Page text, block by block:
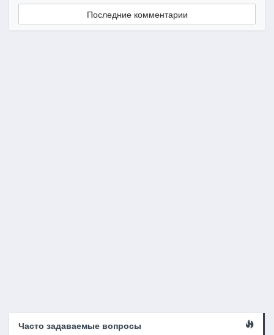
Последние комментарии
Часто задаваемые вопросы